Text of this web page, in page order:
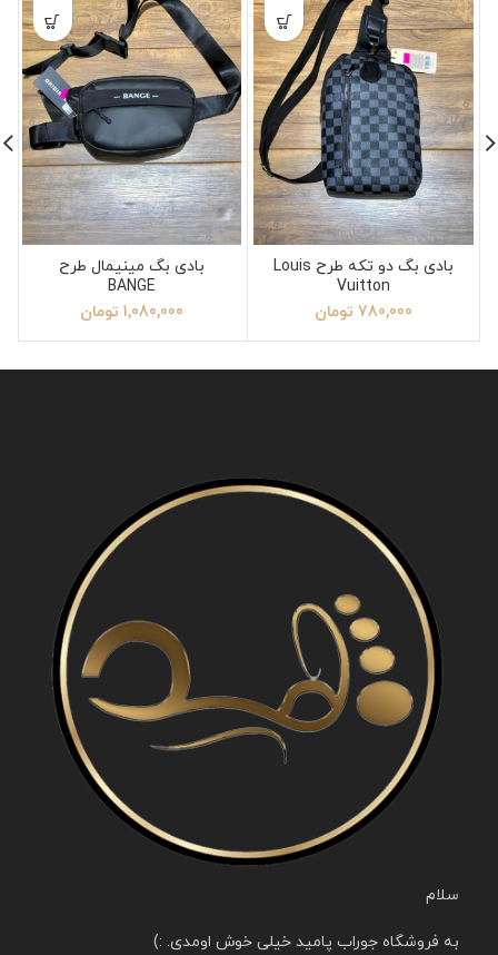
بادی بگ دو تکه طرح Louis
Vuitton
780,000 تومان
بادی بگ مینیمال طرح
BANGE
1,080,000 تومان
سلام
به فروشگاه جوراب پامید خیلی خوش اومدی. :)